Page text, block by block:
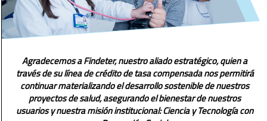
Agradecemos a Findeter, nuestro aliado estratégico, quien a
través de su línea de crédito de tasa compensada nos permitirá
continuar materializando el desarrollo sostenible de nuestros
proyectos de salud, asegurando el bienestar de nuestros
usuarios y nuestra misión institucional: Ciencia y Tecnología con